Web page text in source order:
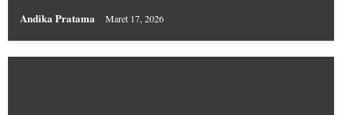
Andika Pratama Maret 17, 2026